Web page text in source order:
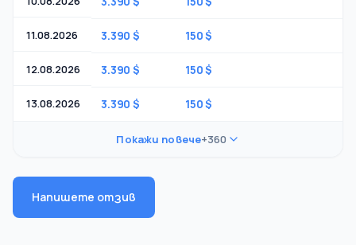
11.08.2026 3.390 $ 150 $
12.08.2026 3.390 $ 150 $
13.08.2026 3.390 $ 150 $
Покажи повече+360
Напишете отзив